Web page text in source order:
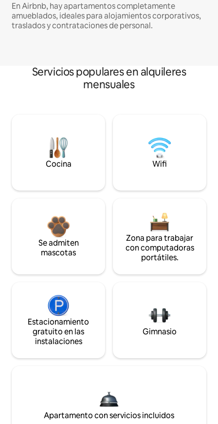
En Airbnb, hay apartamentos completamente
amueblados, ideales para alojamientos corporativos,
traslados y contrataciones de personal.
Servicios populares en alquileres
mensuales
Cocina Wifi
Se admiten
mascotas
Zona para trabajar
con computadoras
portátiles.
Estacionamiento
gratuito en las
instalaciones
Gimnasio
Apartamento con servicios incluidos